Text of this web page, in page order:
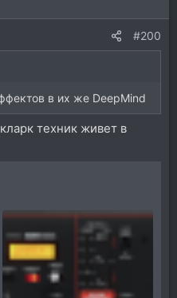
#200
в их же DeepMind
техник живет в